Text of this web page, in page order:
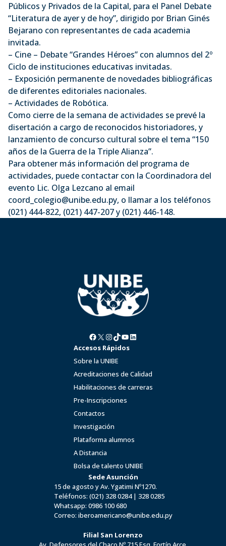
Públicos y Privados de la Capital, para el Panel Debate
“Literatura de ayer y de hoy”, dirigido por Brian Ginés
Bejarano con representantes de cada academia
invitada.
– Cine – Debate “Grandes Héroes” con alumnos del 2º
Ciclo de instituciones educativas invitadas.
– Exposición permanente de novedades bibliográficas
de diferentes editoriales nacionales.
– Actividades de Robótica.
Como cierre de la semana de actividades se prevé la
disertación a cargo de reconocidos historiadores, y
lanzamiento de concurso cultural sobre el tema “150
años de la Guerra de la Triple Alianza”.
Para obtener más información del programa de
actividades, puede contactar con la Coordinadora del
evento Lic. Olga Lezcano al email
coord_colegio@unibe.edu.py, o llamar a los teléfonos
(021) 444-822, (021) 447-207 y (021) 446-148.
Facebook X InstagramTikTok YouTube LinkedIn
Accesos Rápidos
Sobre la UNIBE
Acreditaciones de Calidad
Habilitaciones de carreras
Pre-Inscripciones
Contactos
Investigación
Plataforma alumnos
A Distancia
Bolsa de talento UNIBE
Sede Asunción
15 de agosto y Av. Ygatimi Nº1270.
Teléfonos: (021) 328 0284| 328 0285
Whatsapp: 0986 100 680
Correo: iberoamericano@unibe.edu.py
Filial San Lorenzo